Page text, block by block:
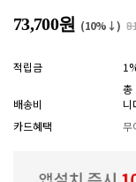
73,700원 (10%↓)
적립금
배송비
총
니
카드혜택
무